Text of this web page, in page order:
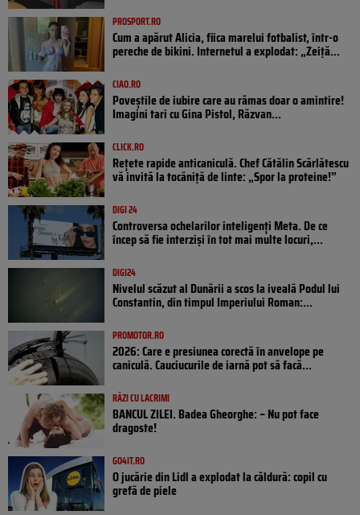
PROSPORT.RO
Cum a apărut Alicia, fiica marelui fotbalist, într-o
pereche de bikini. Internetul a explodat: „Zeiță...
CIAO.RO
Poveştile de iubire care au rămas doar o amintire!
Imagini tari cu Gina Pistol, Răzvan...
CLICK.RO
Rețete rapide anticaniculă. Chef Cătălin Scărlătescu
vă invită la tocăniță de linte: „Spor la proteine!”
DIGI 24
Controversa ochelarilor inteligenți Meta. De ce
încep să fie interziși în tot mai multe locuri,...
DIGI24
Nivelul scăzut al Dunării a scos la iveală Podul lui
Constantin, din timpul Imperiului Roman:...
PROMOTOR.RO
2026: Care e presiunea corectă în anvelope pe
caniculă. Cauciucurile de iarnă pot să facă...
RÂZI CU LACRIMI
BANCUL ZILEI. Badea Gheorghe: – Nu pot face
dragoste!
GO4IT.RO
O jucărie din Lidl a explodat la căldură: copil cu
grefă de piele